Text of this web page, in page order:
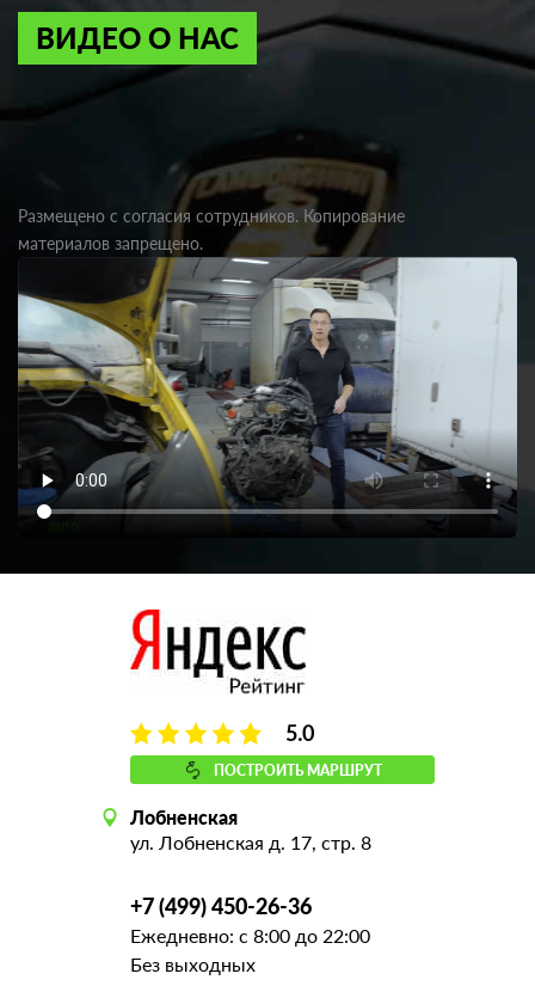
ВИДЕО О НАС
Размещено с согласия сотрудников. Копирование
материалов запрещено.
5.0
ПОСТРОИТЬ МАРШРУТ
Лобненская
ул. Лобненская д. 17, стр. 8
+7 (499) 450-26-36
Ежедневно: с 8:00 до 22:00
Без выходных